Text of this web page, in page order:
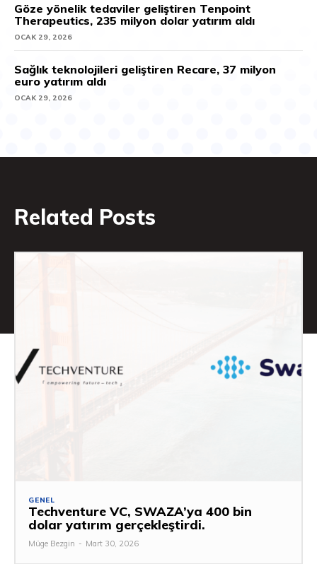
Göze yönelik tedaviler geliştiren Tenpoint
Therapeutics, 235 milyon dolar yatırım aldı
OCAK 29, 2026
Sağlık teknolojileri geliştiren Recare, 37 milyon
euro yatırım aldı
OCAK 29, 2026
Related Posts
GENEL
Techventure VC, SWAZA’ya 400 bin
dolar yatırım gerçekleştirdi.
Müge Bezgin - Mart 30, 2026